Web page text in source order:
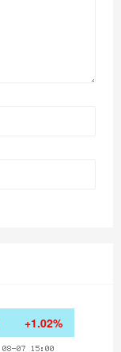
+1.02%